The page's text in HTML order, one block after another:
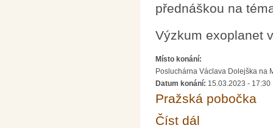
přednáškou na
Výzkum exoplanet
Místo konání:
Posluchárna Václava Dolejška na
Datum konání: 15.03.2023 - 17:30
Pražská pobočka
Číst dál